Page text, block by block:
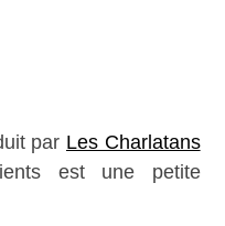
par Les Charlatans
est une petite